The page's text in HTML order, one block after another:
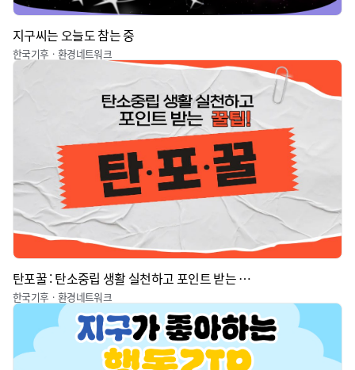
지구씨는 오늘도 참는 중
한국기후ㆍ환경네트워크
탄포꿀 : 탄소중립 생활 실천하고 포인트 받는 꿀팁
한국기후ㆍ환경네트워크